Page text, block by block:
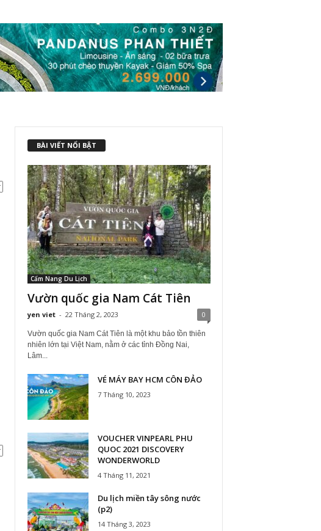
BÀI VIẾT NỔI BẬT
Cẩm Nang Du Lịch
Vườn quốc gia Nam Cát Tiên
yen viet - 22 Tháng 2, 2023 0
Vườn quốc gia Nam Cát Tiên là một khu bảo tồn thiên
nhiên lớn tại Việt Nam, nằm ở các tỉnh Đồng Nai,
Lâm...
VÉ MÁY BAY HCM CÔN ĐẢO
7 Tháng 10, 2023
VOUCHER VINPEARL PHU
QUOC 2021 DISCOVERY
WONDERWORLD
4 Tháng 11, 2021
Du lịch miền tây sông nước
(p2)
14 Tháng 3, 2023